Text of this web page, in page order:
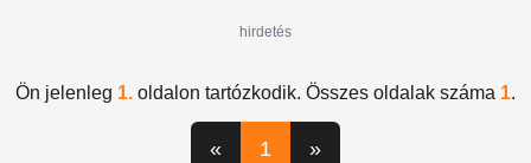
hirdetés
Ön jelenleg 1. oldalon tartózkodik. Összes oldalak száma 1.
« 1 »